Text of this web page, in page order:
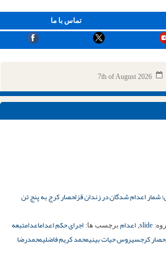
تماس با ما
7th of August 2026
شمار اعدام شدگان در زندان قزلحصار کرج به پنج تن
slide
, اعدام برچسب ها: اجرای حکم اعداماعدامتبعه
کرجسیروس حیات بینیمحمد کریم فاضلیمحمدرضا